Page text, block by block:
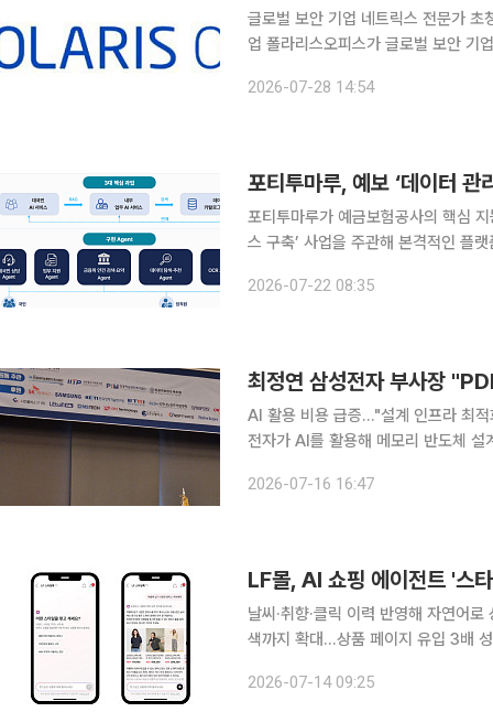
글로벌 보안 기업 네트릭스 전문가 초청 공동 세미나 개최 오피
업 폴라리스오피스가 글로벌 보안
공급에 나선다. 폴라리스오피스는
2026-07-28 14:54
포티투마루, 예보 ‘데이터
포티투마루가 예금보험공사의 핵심
스 구축’ 사업을 주관해 본격적인 플랫
성하는 1차년도 사업으로, 포티투마
2026-07-22 08:35
AI 활용 비용 급증…"설계 인프라 최적
전자가 AI를 활용해 메모리 반도체
하고 있다. 최정연 삼성전자 메
2026-07-16 16:47
LF몰, AI 쇼핑 에이전트 '스
날씨·취향·클릭 이력 반영해 자연어
색까지 확대…상품 페이지 유입 3배 성과 온라인 쇼핑이 키워드 검색에서 생성형 AI와 대
쇼핑 에이전트를 도입하며 개인화 쇼
2026-07-14 09:25